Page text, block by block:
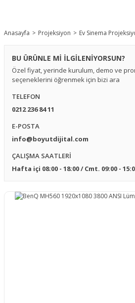
Anasayfa Projeksiyon Ev Sinema
BU ÜRÜNLE Mİ İLGİLENİYORSUN?
Özel fiyat, yerinde kurulum, demo ve
seçeneklerini öğrenmek için bizi ara
TELEFON
0212 236 84 11
E-POSTA
info@boyutdijital.com
ÇALIŞMA SAATLERİ
Hafta içi 08:00 - 18:00 / Cmt. 09:00 -